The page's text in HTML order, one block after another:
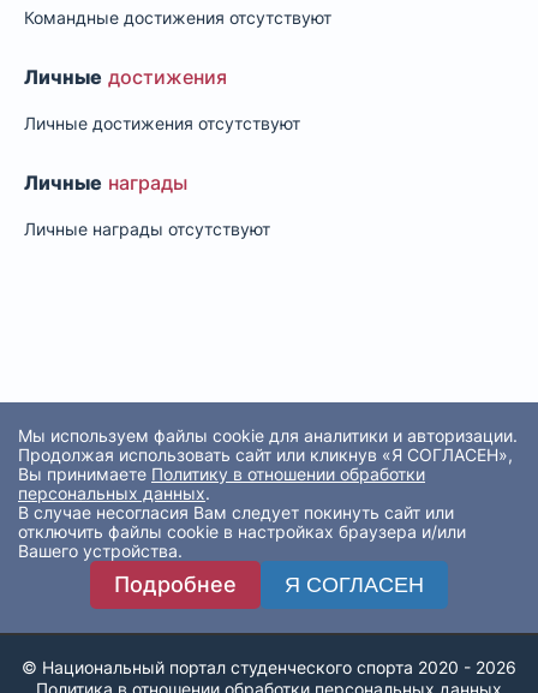
Командные достижения отсутствуют
Личные достижения
Личные достижения отсутствуют
Личные награды
Личные награды отсутствуют
Мы используем файлы cookie для аналитики и авторизации.
Продолжая использовать сайт или кликнув «Я СОГЛАСЕН»,
Вы принимаете Политику в отношении обработки
персональных данных.
В случае несогласия Вам следует покинуть сайт или
отключить файлы cookie в настройках браузера и/или
Вашего устройства.
Подробнее Я СОГЛАСЕН
© Национальный портал студенческого спорта 2020 - 2026